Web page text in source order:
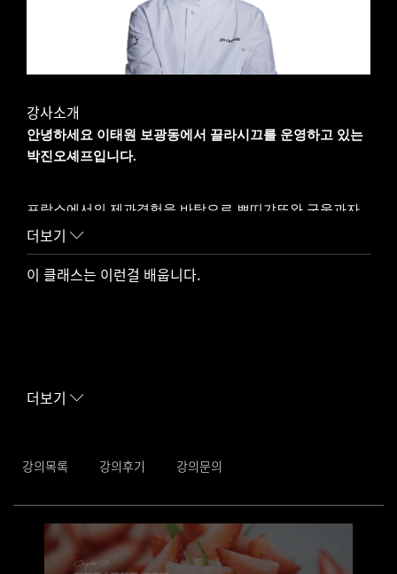
강사소개
안녕하세요 이태원 보광동에서 끌라시끄를 운영하고 있는
박진오셰프입니다.
프랑스에서의 제과경험을 바탕으로 쁘띠갸또와 구움과자
를 만들고 있습니다.
파리 에꼴 르노뜨르 본교 졸업
더보기
이 클래스는 이런걸 배웁니다.
프헤즈 딸기와 베흐벤 레몬 버베나라는 허브를 이용하여 만들
어낸 갸또입니다.
생딸기를 사용해 콩포트를 만드는 방법과 버베나를 우려내 가
나슈크림을 만드는 법을 배워보실 수 있습니다
더보기
강의목록 강의후기 강의문의